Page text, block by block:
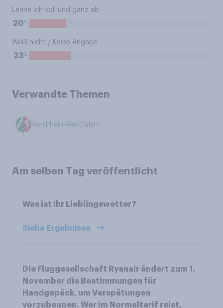
Lehne ich voll und ganz ab
20%
Weiß nicht / Keine Angabe
23%
Verwandte Themen
Nordrhein-Westfalen
Am selben Tag veröffentlicht
Was ist Ihr Lieblingswetter?
Siehe Ergebnisse
Die Fluggesellschaft Ryanair ändert zum 1.
November die Bestimmungen für
Handgepäck, um Verspätungen
vorzubeugen. Wer im Normaltarif reist,